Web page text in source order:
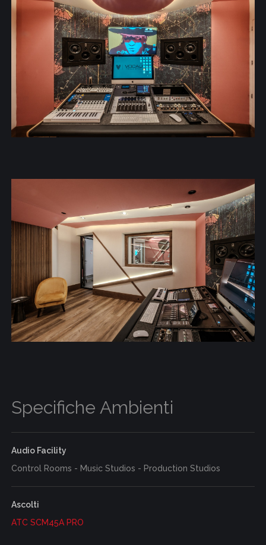
Specifiche Ambienti
Audio Facility
Control Rooms - Music Studios - Production Studios
Ascolti
ATC SCM45A PRO